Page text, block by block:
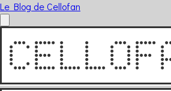
Le Blog de Cellofan